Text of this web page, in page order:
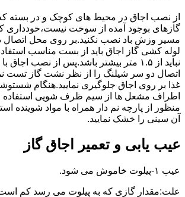
از نصب اجاق در محیط های کوچک و در بسته
گازهای بوجود آمده از سوخت نیست،خودداری
مسیر وزش باد نصب نکنید.بر روی محل اتصال
لوله کشی گاز اجاق باید از بست مناسب
نباید از ۱.۵ متر بیشتر باشد.پس از نصب
اتصال دو سر شیلنگ را از نظر نشت گاز تست
غذا بر روی اجاق جلوگیری نمایید.هنگام
اطراف مشعل ها از سیم ظرف شویی استفاده
منظور از پارچه نم دار همراه با مواد شوینده
آن سینی را خشک نمایید.
عیب یابی و تعمیر اجاق گاز
عیب ۱-پیلوت خاموش می شود.
علت:مقدار گازی که به پیلوت می رسد کم